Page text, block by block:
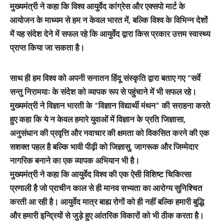
मुख्यमंत्री ने कहा कि विश्व आयुर्वेद कांग्रेस और एक्सपो मार्ट के
आयोजन के माध्यम से हम न केवल भारत में, बल्कि विश्व के विभिन्न देशों
में यह संदेश देने में सफल रहे कि आयुर्वेद द्वारा किस प्रकार उत्तम स्वास्थ्य
प्राप्त किया जा सकता है।
साथ ही हम विश्व को अपनी सनातन हिंदू संस्कृति द्वारा बताए गए “सर्वे
सन्तु निरामयाः के संदेश को व्यापक रूप से पहुंचाने में भी सफल रहे।
मुख्यमंत्री ने विज्ञान भारती के “विज्ञान विद्यार्थी मंथन” की सराहना करते
हुए कहा कि ये न केवल हमारे युवाओं में विज्ञान के प्रति जिज्ञासा,
अनुसंधान की प्रवृत्ति और नवाचार की क्षमता को विकसित करने की एक
सशक्त पहल है बल्कि भावी पीढ़ी को जिज्ञासु, जागरूक और जिम्मेदार
नागरिक बनाने का एक व्यापक अभियान भी है।
मुख्यमंत्री ने कहा कि आयुर्वेद विश्व की एक ऐसी विशिष्ट चिकित्सा
प्रणाली है जो प्राचीन काल से ही मानव सभ्यता का आरोग्य सुनिश्चित
करती आ रही है। आयुर्वेद मात्र बाह्य रोगों को ही नहीं बल्कि हमारी बुद्धि
और हमारी इन्द्रियों से जुड़े हुए आंतरिक विकारों को भी ठीक करता है।